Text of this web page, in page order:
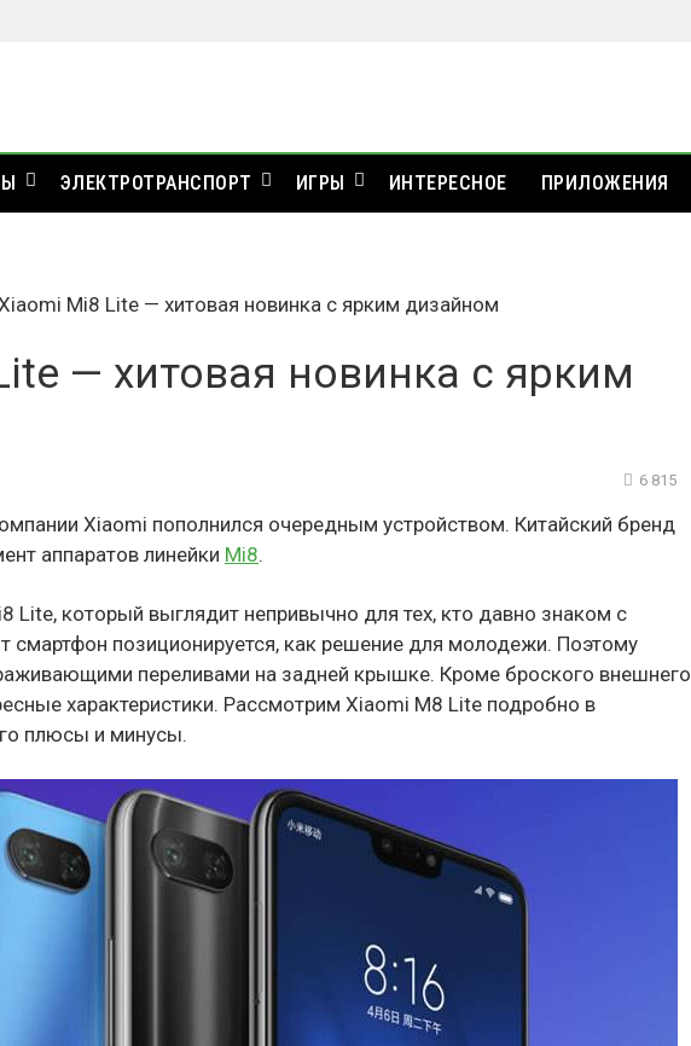
ЭЛЕКТРОТРАНСПОРТ ИГРЫ ИНТЕРЕСНОЕ ПРИЛОЖЕНИЯ
Mi8 Lite — хитовая новинка с ярким дизайном
— хитовая новинка с ярким
6 815
Xiaomi пополнился очередным устройством. Китайский бренд
аппаратов линейки Mi8.
Lite, который выглядит непривычно для тех, кто давно знаком с
смартфон позиционируется, как решение для молодежи. Поэтому
переливами на задней крышке. Кроме броского внешнего
характеристики. Рассмотрим Xiaomi M8 Lite подробно в
плюсы и минусы.